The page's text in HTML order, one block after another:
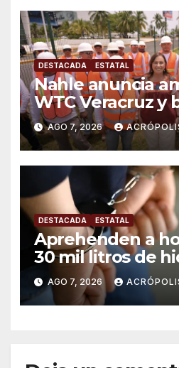
DESTACADA ESTATAL
Nahle anuncia
WTC Veracruz y
solución para
AGO 7, 2026
DESTACADA ESTATAL
Aprehenden a
30 mil litros de
AGO 7, 2026